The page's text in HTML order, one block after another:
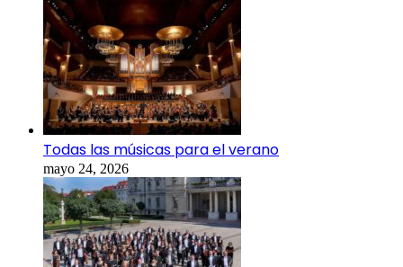
Todas las músicas para el verano
mayo 24, 2026